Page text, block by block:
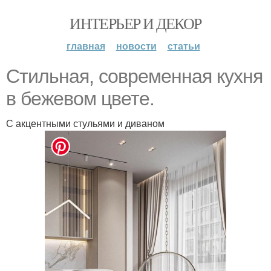
ИНТЕРЬЕР И ДЕКОР
главная новости статьи
Стильная, современная кухня
в бежевом цвете.
С акцентными стульями и диваном